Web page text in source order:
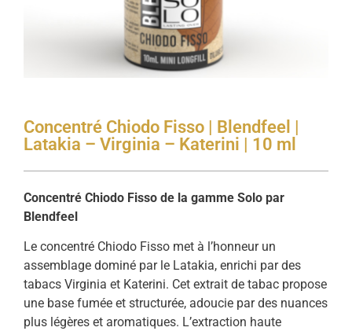
Concentré Chiodo Fisso | Blendfeel |
Latakia – Virginia – Katerini | 10 ml
Concentré Chiodo Fisso de la gamme Solo par
Blendfeel
Le concentré Chiodo Fisso met à l’honneur un
assemblage dominé par le Latakia, enrichi par des
tabacs Virginia et Katerini. Cet extrait de tabac propose
une base fumée et structurée, adoucie par des nuances
plus légères et aromatiques. L’extraction haute